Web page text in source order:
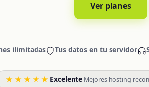
Ver planes
ilimitadas Tus datos en tu servidor
★★★★★ Excelente Mejores hosting